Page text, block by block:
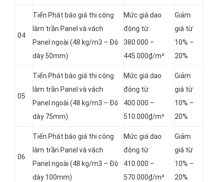
04
Tiến Phát báo giá thi công
làm trần Panel và vách
Panel ngoài (48 kg/m3 – Độ
dày 50mm)
Mức giá dao
động từ
380.000 –
445.000₫/m²
Giảm
giá từ
10% –
20%
05
Tiến Phát báo giá thi công
làm trần Panel và vách
Panel ngoài (48 kg/m3 – Độ
dày 75mm)
Mức giá dao
động từ
400.000 –
510.000₫/m²
Giảm
giá từ
10% –
20%
06
Tiến Phát báo giá thi công
làm trần Panel và vách
Panel ngoài (48 kg/m3 – Độ
dày 100mm)
Mức giá dao
động từ
410.000 –
570.000₫/m²
Giảm
giá từ
10% –
20%